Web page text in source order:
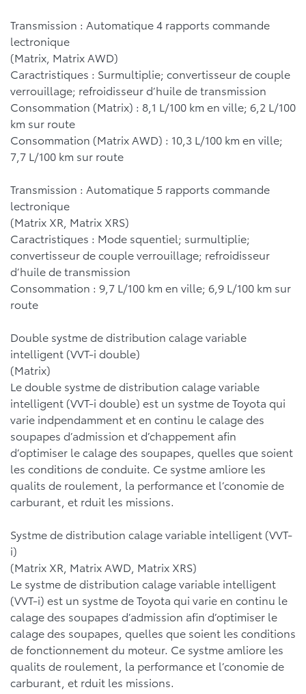
Transmission : Automatique 4 rapports commande
lectronique
(Matrix, Matrix AWD)
Caractristiques : Surmultiplie; convertisseur de couple
verrouillage; refroidisseur d’huile de transmission
Consommation (Matrix) : 8,1 L/100 km en ville; 6,2 L/100
km sur route
Consommation (Matrix AWD) : 10,3 L/100 km en ville;
7,7 L/100 km sur route
Transmission : Automatique 5 rapports commande
lectronique
(Matrix XR, Matrix XRS)
Caractristiques : Mode squentiel; surmultiplie;
convertisseur de couple verrouillage; refroidisseur
d’huile de transmission
Consommation : 9,7 L/100 km en ville; 6,9 L/100 km sur
route
Double systme de distribution calage variable
intelligent (VVT-i double)
(Matrix)
Le double systme de distribution calage variable
intelligent (VVT-i double) est un systme de Toyota qui
varie indpendamment et en continu le calage des
soupapes d’admission et d’chappement afin
d’optimiser le calage des soupapes, quelles que soient
les conditions de conduite. Ce systme amliore les
qualits de roulement, la performance et l’conomie de
carburant, et rduit les missions.
Systme de distribution calage variable intelligent (VVT-
i)
(Matrix XR, Matrix AWD, Matrix XRS)
Le systme de distribution calage variable intelligent
(VVT-i) est un systme de Toyota qui varie en continu le
calage des soupapes d’admission afin d’optimiser le
calage des soupapes, quelles que soient les conditions
de fonctionnement du moteur. Ce systme amliore les
qualits de roulement, la performance et l’conomie de
carburant, et rduit les missions.